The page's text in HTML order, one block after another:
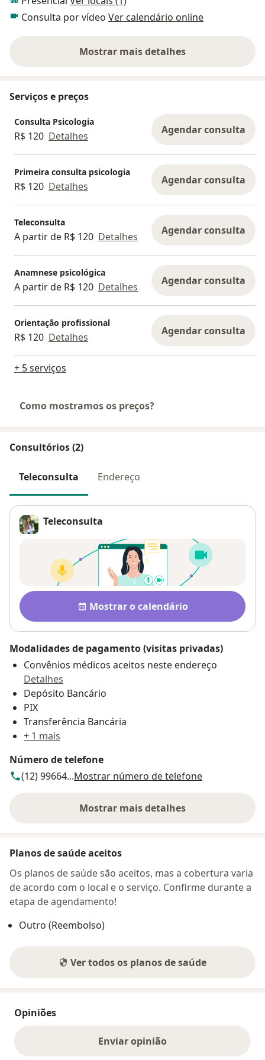
Consulta por vídeo Ver calendário online
Mostrar mais detalhes
sobre a experiência
Serviços e preços
Consulta Psicologia
R$ 120 Detalhes Agendar consulta
Primeira consulta psicologia
R$ 120 Detalhes Agendar consulta
Teleconsulta
A partir de R$ 120 Detalhes Agendar consulta
Anamnese psicológica
A partir de R$ 120 Detalhes Agendar consulta
Orientação profissional
R$ 120 Detalhes Agendar consulta
+ 5 serviços
Como mostramos os preços?
Consultórios (2)
Teleconsulta Endereço
Teleconsulta
Disponibilidade
Mostrar o calendário
Modalidades de pagamento (visitas privadas)
Convênios médicos aceitos neste endereço
Detalhes
Depósito Bancário
PIX
Transferência Bancária
+ 1 mais
Número de telefone
(12) 99664...Mostrar número de telefone
Mostrar mais detalhes
sobre o endereço
Planos de saúde aceitos
Os planos de saúde são aceitos, mas a cobertura varia
de acordo com o local e o serviço. Confirme durante a
etapa de agendamento!
Outro (Reembolso)
Ver todos os planos de saúde
Opiniões
Enviar opinião